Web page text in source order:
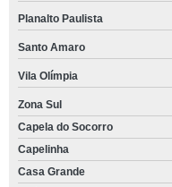
Planalto Paulista
Santo Amaro
Vila Olímpia
Zona Sul
Capela do Socorro
Capelinha
Casa Grande